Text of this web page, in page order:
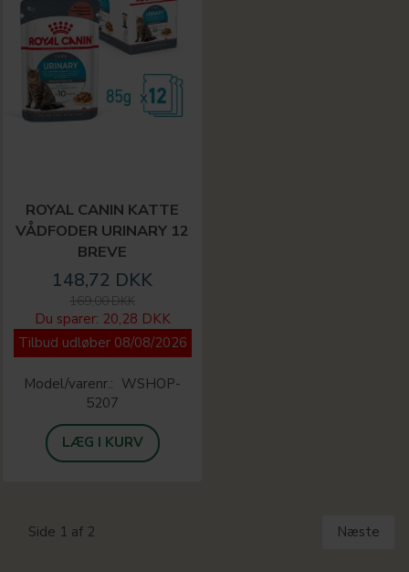
ROYAL CANIN KATTE
VÅDFODER URINARY 12
BREVE
148,72 DKK
169,00 DKK
Du sparer: 20,28 DKK
Tilbud udløber 08/08/2026
Model/varenr.: WSHOP-
5207
LÆG I KURV
Side 1 af 2 Næste